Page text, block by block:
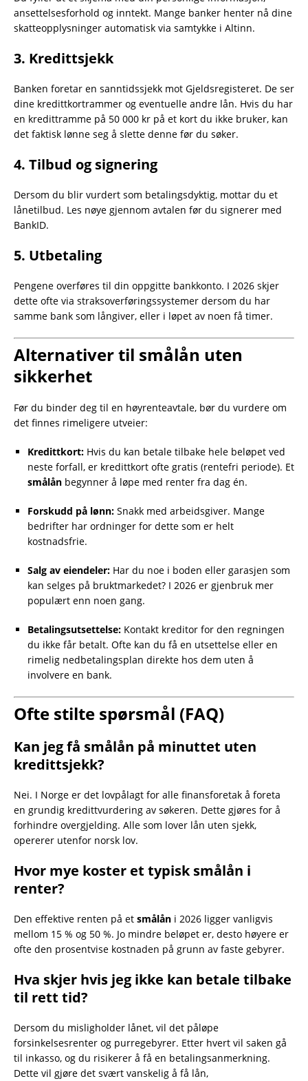
ansettelsesforhold og inntekt. Mange banker henter nå dine
skatteopplysninger automatisk via samtykke i Altinn.
3. Kredittsjekk
Banken foretar en sanntidssjekk mot Gjeldsregisteret. De ser
dine kredittkortrammer og eventuelle andre lån. Hvis du har
en kredittramme på 50 000 kr på et kort du ikke bruker, kan
det faktisk lønne seg å slette denne før du søker.
4. Tilbud og signering
Dersom du blir vurdert som betalingsdyktig, mottar du et
lånetilbud. Les nøye gjennom avtalen før du signerer med
BankID.
5. Utbetaling
Pengene overføres til din oppgitte bankkonto. I 2026 skjer
dette ofte via straksoverføringssystemer dersom du har
samme bank som långiver, eller i løpet av noen få timer.
Alternativer til smålån uten
sikkerhet
Før du binder deg til en høyrenteavtale, bør du vurdere om
det finnes rimeligere utveier:
Kredittkort: Hvis du kan betale tilbake hele beløpet ved
neste forfall, er kredittkort ofte gratis (rentefri periode). Et
smålån begynner å løpe med renter fra dag én.
Forskudd på lønn: Snakk med arbeidsgiver. Mange
bedrifter har ordninger for dette som er helt
kostnadsfrie.
Salg av eiendeler: Har du noe i boden eller garasjen som
kan selges på bruktmarkedet? I 2026 er gjenbruk mer
populært enn noen gang.
Betalingsutsettelse: Kontakt kreditor for den regningen
du ikke får betalt. Ofte kan du få en utsettelse eller en
rimelig nedbetalingsplan direkte hos dem uten å
involvere en bank.
Ofte stilte spørsmål (FAQ)
Kan jeg få smålån på minuttet uten
kredittsjekk?
Nei. I Norge er det lovpålagt for alle finansforetak å foreta
en grundig kredittvurdering av søkeren. Dette gjøres for å
forhindre overgjelding. Alle som lover lån uten sjekk,
opererer utenfor norsk lov.
Hvor mye koster et typisk smålån i
renter?
Den effektive renten på et smålån i 2026 ligger vanligvis
mellom 15 % og 50 %. Jo mindre beløpet er, desto høyere er
ofte den prosentvise kostnaden på grunn av faste gebyrer.
Hva skjer hvis jeg ikke kan betale tilbake
til rett tid?
Dersom du misligholder lånet, vil det påløpe
forsinkelsesrenter og purregebyrer. Etter hvert vil saken gå
til inkasso, og du risikerer å få en betalingsanmerkning.
Dette vil gjøre det svært vanskelig å få lån,